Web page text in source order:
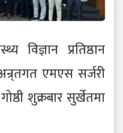
विज्ञान प्रतिष्ठान
एमएस सर्जरी
शुक्रबार सुर्खेतमा